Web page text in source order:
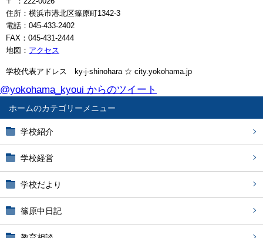
ホーム
学校紹介
学校経営
学校だより
篠原中日記
住所：横浜市港北区篠原町1342-3
電話：045-433-2402
FAX：045-431-2444
地図： アクセス
学校代表アドレス ky-j-shinohara ☆ city.yokohama.jp
@yokohama_kyoui からのツイート